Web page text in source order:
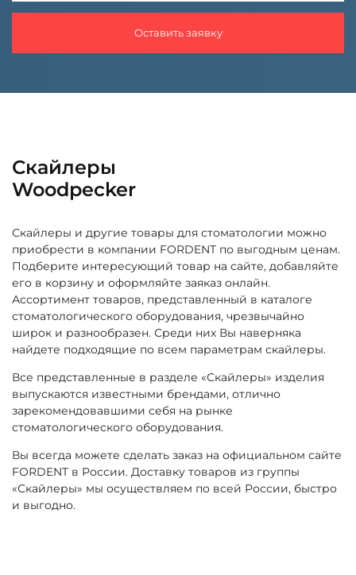
Оставить заявку
Скайлеры
Woodpecker
Скайлеры и другие товары для стоматологии можно
приобрести в компании FORDENT по выгодным ценам.
Подберите интересующий товар на сайте, добавляйте
его в корзину и оформляйте заяказ онлайн.
Ассортимент товаров, представленный в каталоге
стоматологического оборудования, чрезвычайно
широк и разнообразен. Среди них Вы наверняка
найдете подходящие по всем параметрам скайлеры.
Все представленные в разделе «Скайлеры» изделия
выпускаются известными брендами, отлично
зарекомендовавшими себя на рынке
стоматологического оборудования.
Вы всегда можете сделать заказ на официальном сайте
FORDENT в России. Доставку товаров из группы
«Скайлеры» мы осуществляем по всей России, быстро
и выгодно.